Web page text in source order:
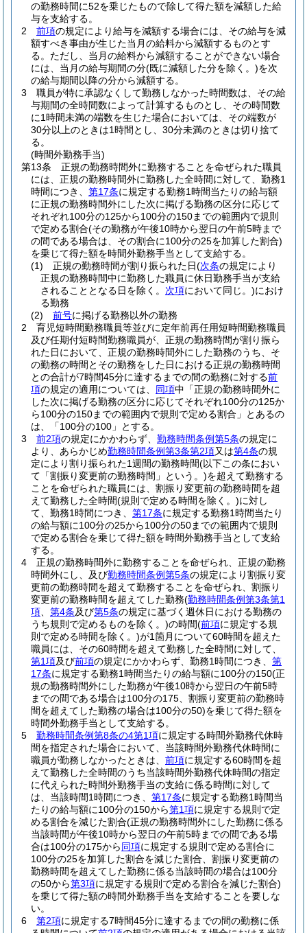
の勤務時間に52を乗じたもので除して得た額を減額した給
与を支給する。
2
前項の規定により給与を減額する場合には、その給与を減
額すべき事由が生じた当月の給料から減額するものとす
る。 ただし、当月の給料から減額することができない場合
には、当月の給与期間の分(既に減額した分を除く。)を次
の給与期間以降の分から減額する。
3
職員が特に承認なくして勤務しなかった時間数は、その給
与期間の全時間数によって計算するものとし、その時間数
に1時間未満の端数を生じた場合においては、その端数が
30分以上のときは1時間とし、30分未満のときは切り捨て
る。
(時間外勤務手当)
第13条
正規の勤務時間外に勤務することを命ぜられた職員
には、正規の勤務時間外に勤務した全時間に対して、勤務1
時間につき、 第17条に規定する勤務1時間当たりの給与額
に正規の勤務時間外にした次に掲げる勤務の区分に応じて
それぞれ100分の125から100分の150までの範囲内で規則
で定める割合(その勤務が午後10時から翌日の午前5時まで
の間である場合は、その割合に100分の25を加算した割合)
を乗じて得た額を時間外勤務手当として支給する。
(1)
正規の勤務時間が割り振られた日(次条の規定により
正規の勤務時間中に勤務した職員に休日勤務手当が支給
されることとなる日を除く。 次項において同じ。)におけ
る勤務
(2)
前号に掲げる勤務以外の勤務
2
育児短時間勤務職員等並びに定年前再任用短時間勤務職員
及び任期付短時間勤務職員が、正規の勤務時間が割り振ら
れた日において、正規の勤務時間外にした勤務のうち、そ
の勤務の時間とその勤務をした日における正規の勤務時間
との合計が7時間45分に達するまでの間の勤務に対する前
項の規定の適用については、 同項中「正規の勤務時間外に
した次に掲げる勤務の区分に応じてそれぞれ100分の125か
ら100分の150までの範囲内で規則で定める割合」とあるの
は、「100分の100」とする。
3
前2項の規定にかかわらず、 勤務時間条例第5条の規定に
より、あらかじめ勤務時間条例第3条第2項又は第4条の規
定により割り振られた1週間の勤務時間(以下この条におい
て「割振り変更前の勤務時間」という。)を超えて勤務する
ことを命ぜられた職員には、割振り変更前の勤務時間を超
えて勤務した全時間(規則で定める時間を除く。)に対し
て、勤務1時間につき、 第17条に規定する勤務1時間当たり
の給与額に100分の25から100分の50までの範囲内で規則
で定める割合を乗じて得た額を時間外勤務手当として支給
する。
4
正規の勤務時間外に勤務することを命ぜられ、正規の勤務
時間外にし、及び勤務時間条例第5条の規定により割振り変
更前の勤務時間を超えて勤務することを命ぜられ、割振り
変更前の勤務時間を超えてした勤務(勤務時間条例第3条第1
項
第4条及び第5条の規定に基づく週休日における勤務の
うち規則で定めるものを除く。)の時間(前項に規定する規
則で定める時間を除く。)が1箇月について60時間を超えた
職員には、その60時間を超えて勤務した全時間に対して、
第1項及び前項の規定にかかわらず、勤務1時間につき、 第
17条に規定する勤務1時間当たりの給与額に100分の150(正
規の勤務時間外にした勤務が午後10時から翌日の午前5時
までの間である場合は100分の175、割振り変更前の勤務時
間を超えてした勤務の場合は100分の50)を乗じて得た額を
時間外勤務手当として支給する。
5
勤務時間条例第8条の4第1項に規定する時間外勤務代休時
間を指定された場合において、当該時間外勤務代休時間に
職員が勤務しなかったときは、 前項に規定する60時間を超
えて勤務した全時間のうち当該時間外勤務代休時間の指定
に代えられた時間外勤務手当の支給に係る時間に対して
は、当該時間1時間につき、 第17条に規定する勤務1時間当
たりの給与額に100分の150から第1項に規定する規則で定
める割合を減じた割合(正規の勤務時間外にした勤務に係る
当該時間が午後10時から翌日の午前5時までの間である場
合は100分の175から同項に規定する規則で定める割合に
100分の25を加算した割合を減じた割合、割振り変更前の
勤務時間を超えてした勤務に係る当該時間の場合は100分
の50から第3項に規定する規則で定める割合を減じた割合)
を乗じて得た額の時間外勤務手当を支給することを要しな
い。
6
第2項に規定する7時間45分に達するまでの間の勤務に係